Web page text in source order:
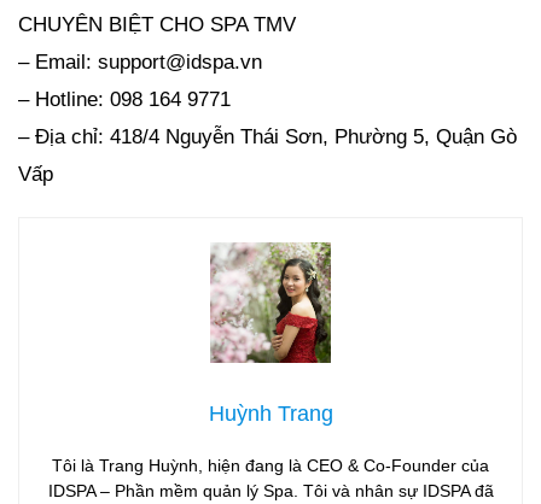
CHUYÊN BIỆT CHO SPA TMV
– Email: support@idspa.vn
– Hotline: 098 164 9771
– Địa chỉ: 418/4 Nguyễn Thái Sơn, Phường 5, Quận Gò
Vấp
Huỳnh Trang
Tôi là Trang Huỳnh, hiện đang là CEO & Co-Founder của
IDSPA – Phần mềm quản lý Spa. Tôi và nhân sự IDSPA đã